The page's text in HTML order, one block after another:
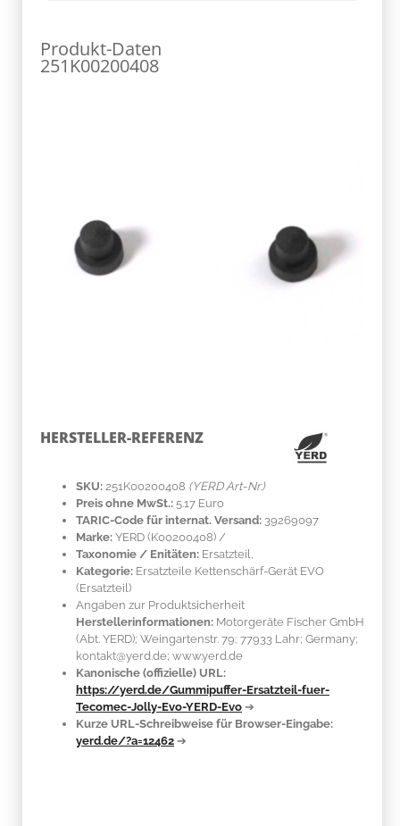
Produkt-Daten
251K00200408
HERSTELLER-REFERENZ
SKU: 251K00200408 (YERD Art-Nr.)
Preis ohne MwSt.: 5.17 Euro
TARIC-Code für internat. Versand: 39269097
Marke: YERD (K00200408) /
Taxonomie / Enitäten: Ersatzteil,
Kategorie: Ersatzteile Kettenschärf-Gerät EVO
(Ersatzteil)
Angaben zur Produktsicherheit
Herstellerinformationen: Motorgeräte Fischer GmbH
(Abt. YERD); Weingartenstr. 79; 77933 Lahr; Germany;
kontakt@yerd.de; www.yerd.de
Kanonische (offizielle) URL:
https://yerd.de/Gummipuffer-Ersatzteil-fuer-
Tecomec-Jolly-Evo-YERD-Evo ➔
Kurze URL-Schreibweise für Browser-Eingabe:
yerd.de/?a=12462 ➔